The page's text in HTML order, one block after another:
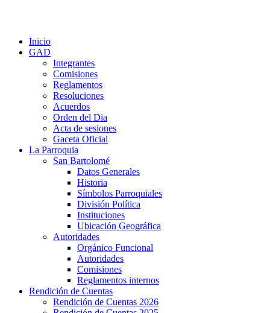
Inicio
GAD
Integrantes
Comisiones
Reglamentos
Resoluciones
Acuerdos
Orden del Dia
Acta de sesiones
Gaceta Oficial
La Parroquia
San Bartolomé
Datos Generales
Historia
Símbolos Parroquiales
División Política
Instituciones
Ubicación Geográfica
Autoridades
Orgánico Funcional
Autoridades
Comisiones
Reglamentos internos
Rendición de Cuentas
Rendición de Cuentas 2026